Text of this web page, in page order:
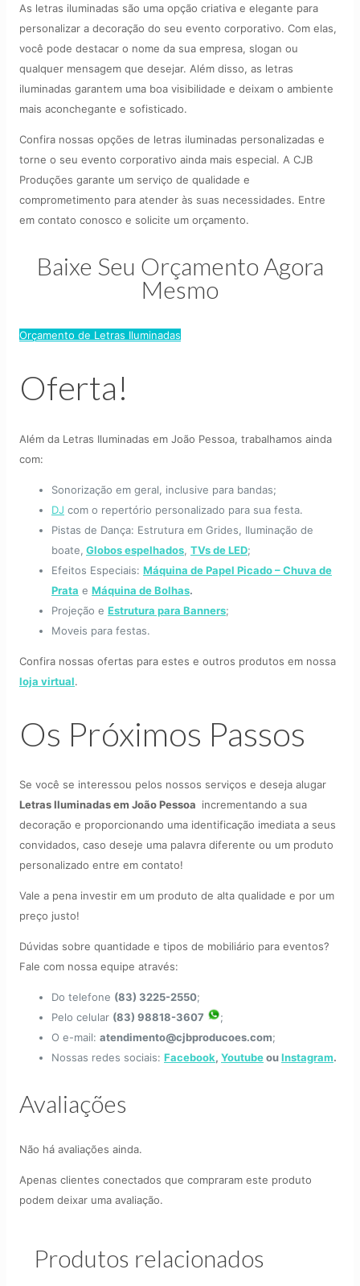
As letras iluminadas são uma opção criativa e elegante para
personalizar a decoração do seu evento corporativo. Com elas,
você pode destacar o nome da sua empresa, slogan ou
qualquer mensagem que desejar. Além disso, as letras
iluminadas garantem uma boa visibilidade e deixam o ambiente
mais aconchegante e sofisticado.
Confira nossas opções de letras iluminadas personalizadas e
torne o seu evento corporativo ainda mais especial. A CJB
Produções garante um serviço de qualidade e
comprometimento para atender às suas necessidades. Entre
em contato conosco e solicite um orçamento.
Baixe Seu Orçamento Agora
Mesmo
Orçamento de Letras Iluminadas
Oferta!
Além da Letras Iluminadas em João Pessoa, trabalhamos ainda
com:
Sonorização em geral, inclusive para bandas;
DJ com o repertório personalizado para sua festa.
Pistas de Dança: Estrutura em Grides, Iluminação de
boate, Globos espelhados, TVs de LED;
Efeitos Especiais: Máquina de Papel Picado – Chuva de
Prata e Máquina de Bolhas.
Projeção e Estrutura para Banners;
Moveis para festas.
Confira nossas ofertas para estes e outros produtos em nossa
loja virtual.
Os Próximos Passos
Se você se interessou pelos nossos serviços e deseja alugar
Letras Iluminadas em João Pessoa incrementando a sua
decoração e proporcionando uma identificação imediata a seus
convidados, caso deseje uma palavra diferente ou um produto
personalizado entre em contato!
Vale a pena investir em um produto de alta qualidade e por um
preço justo!
Dúvidas sobre quantidade e tipos de mobiliário para eventos?
Fale com nossa equipe através:
Do telefone (83) 3225-2550;
Pelo celular (83) 98818-3607
;
O e-mail: atendimento@cjbproducoes.com;
Nossas redes sociais: Facebook, YoutubeouInstagram.
Avaliações
Não há avaliações ainda.
Apenas clientes conectados que compraram este produto
podem deixar uma avaliação.
Produtos relacionados